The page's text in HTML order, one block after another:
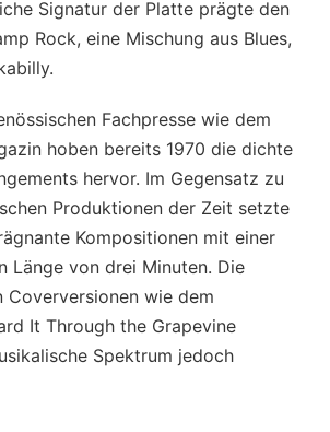
Signatur der Platte prägte den
Rock, eine Mischung aus Blues,
Fachpresse wie dem
hoben bereits 1970 die dichte
hervor. Im Gegensatz zu
Produktionen der Zeit setzte
Kompositionen mit einer
Länge von drei Minuten. Die
Coverversionen wie dem
It Through the Grapevine
Spektrum jedoch